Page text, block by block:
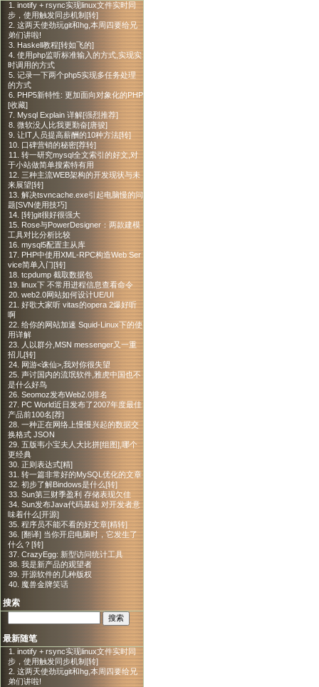
1. inotify + rsync实现linux文件实时同
步，使用触发同步机制[转]
2. 这两天使劲玩git和hg,本周四要给兄
弟们讲啦!
3. Haskell教程[转如飞的]
4. 使用php监听标准输入的方式,实现实
时调用的方式
5. 记录一下两个php5实现多任务处理
的方式
6. PHP5新特性: 更加面向对象化的PHP
[收藏]
7. Mysql Explain 详解[强烈推荐]
8. 微软没人比我更勤奋[唐骏]
9. 让IT人员提高薪酬的10种方法[转]
10. 口碑营销的秘密[荐转]
11. 转一研究mysql全文索引的好文,对
于小站做简单搜索特有用
12. 三种主流WEB架构的开发现状与未
来展望[转]
13. 解决tsvncache.exe引起电脑慢的问
题[SVN使用技巧]
14. [转]git很好很强大
15. Rose与PowerDesigner：两款建模
工具对比分析比较
16. mysql5配置主从库
17. PHP中使用XML-RPC构造Web Ser
vice简单入门[转]
18. tcpdump 截取数据包
19. linux下 不常用进程信息查看命令
20. web2.0网站如何设计UE/UI
21. 好歌大家听 vitas的opera 2爆好听
啊
22. 给你的网站加速 Squid-Linux下的使
用详解
23. 人以群分,MSN messenger又一重
招儿[转]
24. 网游<诛仙>,我对你很失望
25. 声讨国内的流氓软件,雅虎中国也不
是什么好鸟
26. Seomoz发布Web2.0排名
27. PC World近日发布了2007年度最佳
产品前100名[荐]
28. 一种正在网络上慢慢兴起的数据交
换格式 JSON
29. 五版韦小宝夫人大比拼[组图],哪个
更经典
30. 正则表达式[精]
31. 转一篇非常好的MySQL优化的文章
32. 初步了解Bindows是什么[转]
33. Sun第三财季盈利 存储表现欠佳
34. Sun发布Java代码基础 对开发者意
味着什么[开源]
35. 程序员不能不看的好文章[精转]
36. [翻译] 当你开启电脑时，它发生了
什么？[转]
37. CrazyEgg: 新型访问统计工具
38. 我是新产品的观望者
39. 开源软件的几种版权
40. 魔兽金牌笑话
搜索
最新随笔
1. inotify + rsync实现linux文件实时同
步，使用触发同步机制[转]
2. 这两天使劲玩git和hg,本周四要给兄
弟们讲啦!